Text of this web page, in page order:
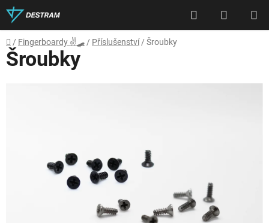
Přejít
na
obsah
Hledat
KOŠÍK
Domů
/ Fingerboardy ✌🛹 / Příslušenství / Šroubky
Šroubky